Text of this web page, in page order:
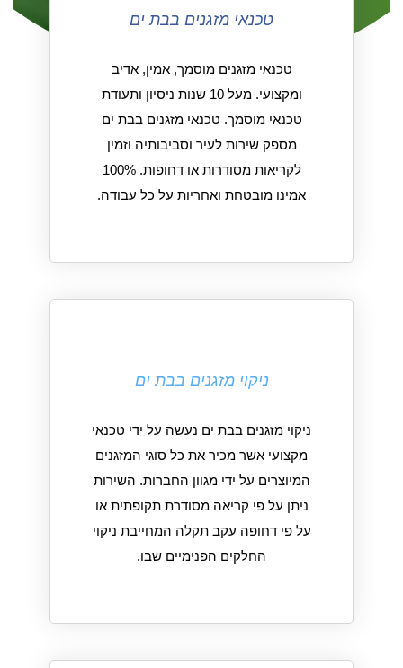
טכנאי מזגנים בבת ים
טכנאי מזגנים מוסמך, אמין, אדיב
ומקצועי. מעל 10 שנות ניסיון ותעודת
טכנאי מוסמך. טכנאי מזגנים בבת ים
מספק שירות לעיר וסביבותיה וזמין
לקריאות מסודרות או דחופות. 100%
אמינו מובטחת ואחריות על כל עבודה.
ניקוי מזגנים בבת ים
ניקוי מזגנים בבת ים נעשה על ידי טכנאי
מקצועי אשר מכיר את כל סוגי המזגנים
המיוצרים על ידי מגוון החברות. השירות
ניתן על פי קריאה מסודרת תקופתית או
על פי דחופה עקב תקלה המחייבת ניקוי
החלקים הפנימיים שבו.